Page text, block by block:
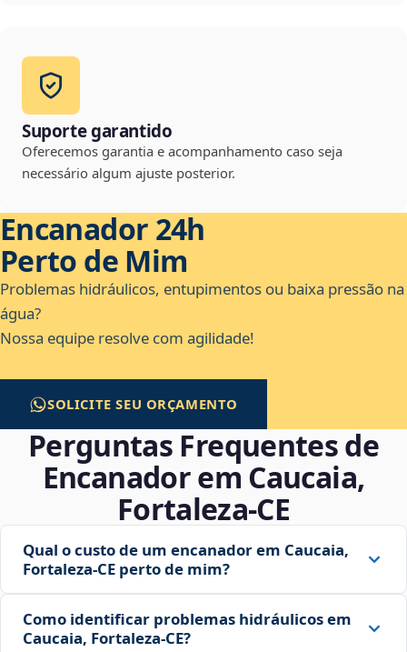
Suporte garantido
Oferecemos garantia e acompanhamento caso seja
necessário algum ajuste posterior.
Encanador 24h
Perto de Mim
Problemas hidráulicos, entupimentos ou baixa pressão na
água?
Nossa equipe resolve com agilidade!
SOLICITE SEU ORÇAMENTO
Perguntas Frequentes de
Encanador em Caucaia,
Fortaleza‑CE
Qual o custo de um encanador em Caucaia,
Fortaleza‑CE perto de mim?
Como identificar problemas hidráulicos em
Caucaia, Fortaleza‑CE?